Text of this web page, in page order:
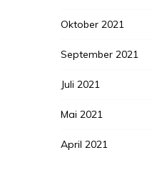
Oktober 2021
September 2021
Juli 2021
Mai 2021
April 2021